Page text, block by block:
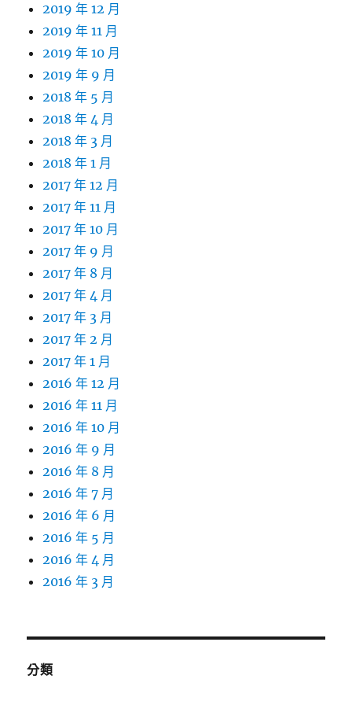
2019 年 12 月
2019 年 11 月
2019 年 10 月
2019 年 9 月
2018 年 5 月
2018 年 4 月
2018 年 3 月
2018 年 1 月
2017 年 12 月
2017 年 11 月
2017 年 10 月
2017 年 9 月
2017 年 8 月
2017 年 4 月
2017 年 3 月
2017 年 2 月
2017 年 1 月
2016 年 12 月
2016 年 11 月
2016 年 10 月
2016 年 9 月
2016 年 8 月
2016 年 7 月
2016 年 6 月
2016 年 5 月
2016 年 4 月
2016 年 3 月
分類